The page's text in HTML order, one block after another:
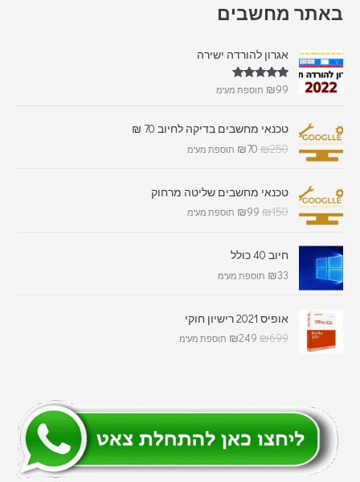
באתר מחשבים
אגרון להורדה ישירה
דורג 5.00 ₪99 תוספת מע"מ
טכנאי מחשבים בדיקה לחיוב 70 ₪
₪250
₪70 תוספת מע"מ
טכנאי מחשבים שליטה מרחוק
₪150
₪99 תוספת מע"מ
חיוב 40 כולל
₪33 תוספת מע"מ
אופיס 2021 רישיון חוקי
₪699
₪249 תוספת מע"מ